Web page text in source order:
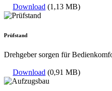
Download (1,13 MB)
Prüfstand
Drehgeber sorgen für
Download (0,91 MB)